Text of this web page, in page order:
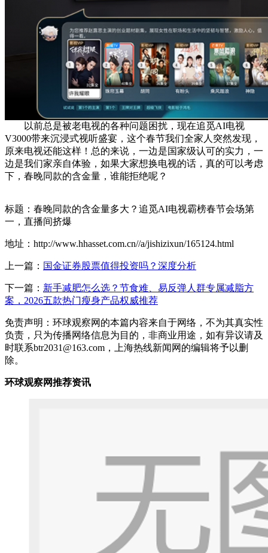
以前总是被老电视的各种问题困扰，现在追觅AI电视
V3000带来沉浸式视听盛宴，这个春节我们全家人突然发现，
原来电视还能这样！总的来说，一边是国家级认可的实力，一
边是我们家亲自体验，如果大家想换电视的话，真的可以考虑
下，春晚同款的含金量，谁能拒绝呢？
标题：春晚同款的含金量多大？追觅AI电视霸榜春节会场第
一，直播间挤爆
地址：http://www.hhasset.com.cn//a/jishizixun/165124.html
上一篇： 国金证券股票值得投资吗？深度分析
下一篇： 新手减肥怎么选？节食难、易反弹人群专属减脂方
案，2026五款热门瘦身产品权威推荐
免责声明：环球观察网的本篇内容来自于网络，不为其真实性
负责，只为传播网络信息为目的，非商业用途，如有异议请及
时联系btr2031@163.com，上海热线新闻网的编辑将予以删
除。
环球观察网推荐资讯